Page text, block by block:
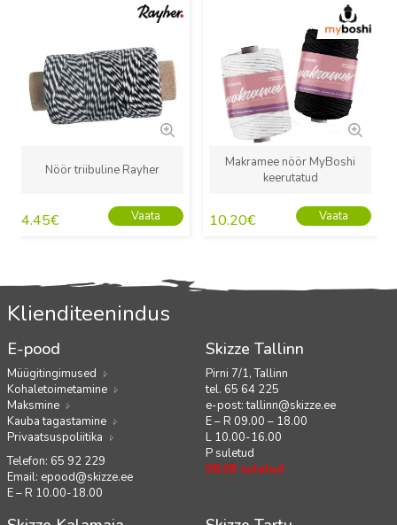
Nöör triibuline Rayher
4.45€ Vaata
Makramee nöör MyBoshi
keerutatud
10.20€ Vaata
Klienditeenindus
E-pood
Müügitingimused
Kohaletoimetamine
Maksmine
Kauba tagastamine
Privaatsuspoliitika
Telefon: 65 92 229
Email: epood@skizze.ee
E – R 10.00-18.00
Skizze Tallinn
Pirni 7/1, Tallinn
tel. 65 64 225
e-post:tallinn@skizze.ee
E – R 09.00 – 18.00
L 10.00-16.00
P suletud
08.08 suletud